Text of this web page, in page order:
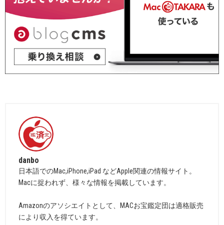
danbo
日本語でのMac,iPhone,iPad などApple関連の情報サイト。
Macに捉われず、様々な情報を掲載しています。
Amazonのアソシエイトとして、MACお宝鑑定団は適格販売
により収入を得ています。